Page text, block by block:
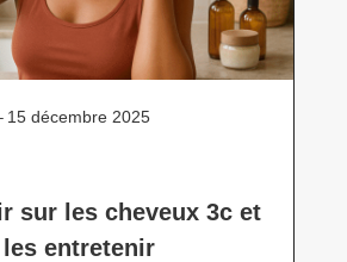
15 décembre 2025
sur les cheveux 3c et
entretenir